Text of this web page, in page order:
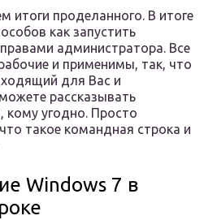
итоги проделанного. В итоге
как запустить
администратора. Все
и применимы, так, что
для Вас и
рассказывать
угодно. Просто
такое командная строка и
Windows 7 в